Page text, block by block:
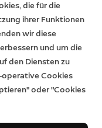
die für die
ihrer Funktionen
wir diese
und um die
den Diensten zu
operative Cookies
oder "Cookies